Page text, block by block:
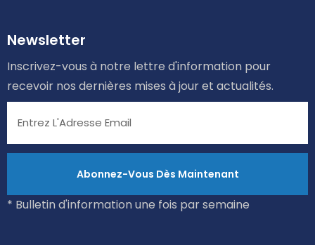
Newsletter
Inscrivez-vous à notre lettre d'information pour
recevoir nos dernières mises à jour et actualités.
* Bulletin d'information une fois par semaine